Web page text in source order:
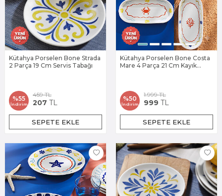
Kütahya Porselen Bone Strada
2 Parça 19 Cm Servis Tabağı
%55
İndirim
459TL
207 TL
SEPETE EKLE
Kütahya Porselen Bone Costa
Mare 4 Parça 21 Cm Kayık
%50
İndirim
1.999TL
999 TL
SEPETE EKLE